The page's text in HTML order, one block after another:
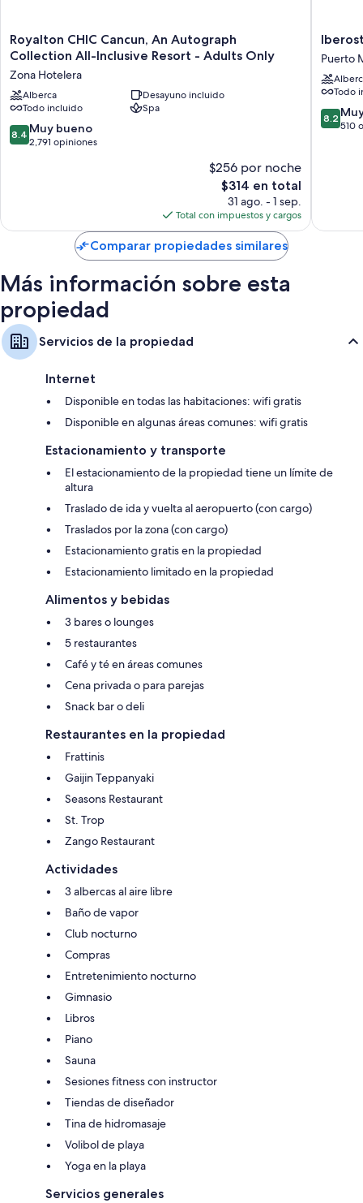
Royalton
CHIC
An
Autograph
Collection
All-
Inclusive
Hotelera
Royalton CHIC Cancun, An Autograph
Collection All-Inclusive Resort - Adults Only
Zona Hotelera
Alberca
Desayuno incluido
Todo incluido
Spa
8.4
de
8.4 Muy bueno
2,791 opiniones
$256 por noche
El
precio
actual
es
de
$314
$314 en total
31 ago. - 1 sep.
Total con impuestos y cargos
Riviera
Cancún
-
All
Inclusive
Puerto
Todo
8.2
de
8.2
510
Comparar propiedades similares
Más información sobre esta
propiedad
Servicios de la propiedad
Internet
Disponible en todas las habitaciones: wifi gratis
Disponible en algunas áreas comunes: wifi gratis
Estacionamiento y transporte
El estacionamiento de la propiedad tiene un límite de
altura
Traslado de ida y vuelta al aeropuerto (con cargo)
Traslados por la zona (con cargo)
Estacionamiento gratis en la propiedad
Estacionamiento limitado en la propiedad
Alimentos y bebidas
3 bares o lounges
5 restaurantes
Café y té en áreas comunes
Cena privada o para parejas
Snack bar o deli
Restaurantes en la propiedad
Frattinis
Gaijin Teppanyaki
Seasons Restaurant
St. Trop
Zango Restaurant
Actividades
3 albercas al aire libre
Baño de vapor
Club nocturno
Compras
Entretenimiento nocturno
Gimnasio
Libros
Piano
Sauna
Sesiones fitness con instructor
Tiendas de diseñador
Tina de hidromasaje
Volibol de playa
Yoga en la playa
Servicios generales